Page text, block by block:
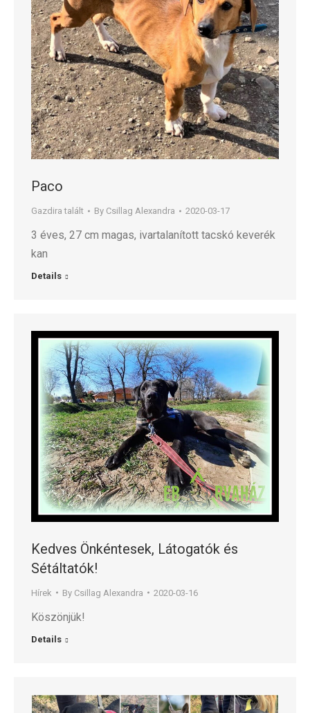
Paco
Gazdira talált By Csillag Alexandra 2020-03-17
3 éves, 27 cm magas, ivartalanított tacskó keverék
kan
Details
Kedves Önkéntesek, Látogatók és
Sétáltatók!
Hírek By Csillag Alexandra 2020-03-16
Köszönjük!
Details